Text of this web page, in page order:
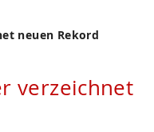
neuen Rekord
verzeichnet